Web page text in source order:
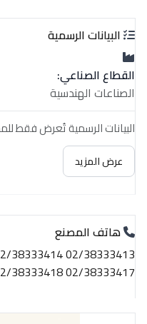
البيانات الرسمية
القطاع الصناعي:
الصناعات الهندسية
البيانات الرسمية تُعرض فقط
عرض المزيد
هاتف المصنع
02/38333417 02/38333418 02/38333419